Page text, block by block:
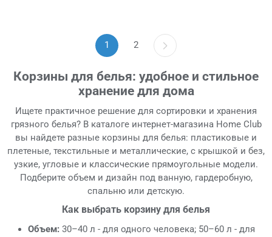
1 2
Корзины для белья: удобное и стильное
хранение для дома
Ищете практичное решение для сортировки и хранения
грязного белья? В каталоге интернет-магазина Home Club
вы найдете разные корзины для белья: пластиковые и
плетеные, текстильные и металлические, с крышкой и без,
узкие, угловые и классические прямоугольные модели.
Подберите объем и дизайн под ванную, гардеробную,
спальню или детскую.
Как выбрать корзину для белья
Объем: 30–40 л - для одного человека; 50–60 л - для